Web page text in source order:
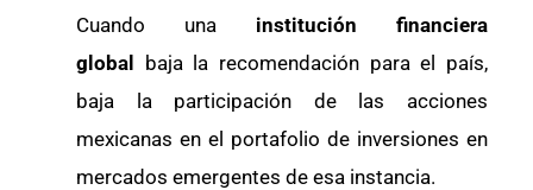
Cuando una institución financiera
global
baja la recomendación para el país,
baja la participación de las acciones
mexicanas en el portafolio de inversiones en
mercados emergentes de esa instancia.